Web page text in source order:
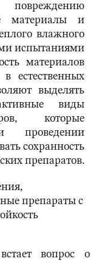
повреждению
материалы и
влажного
испытаниями
материалов
естественных
выделять
виды
которые
проведении
сохранность
препаратов.
препараты с
вопрос о